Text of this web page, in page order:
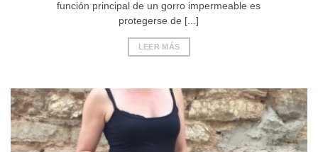
función principal de un gorro impermeable es
protegerse de [...]
LEER MÁS